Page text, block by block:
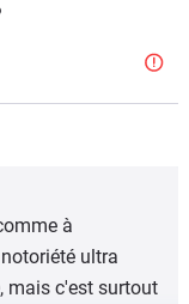
à
ultra
mais c'est surtout